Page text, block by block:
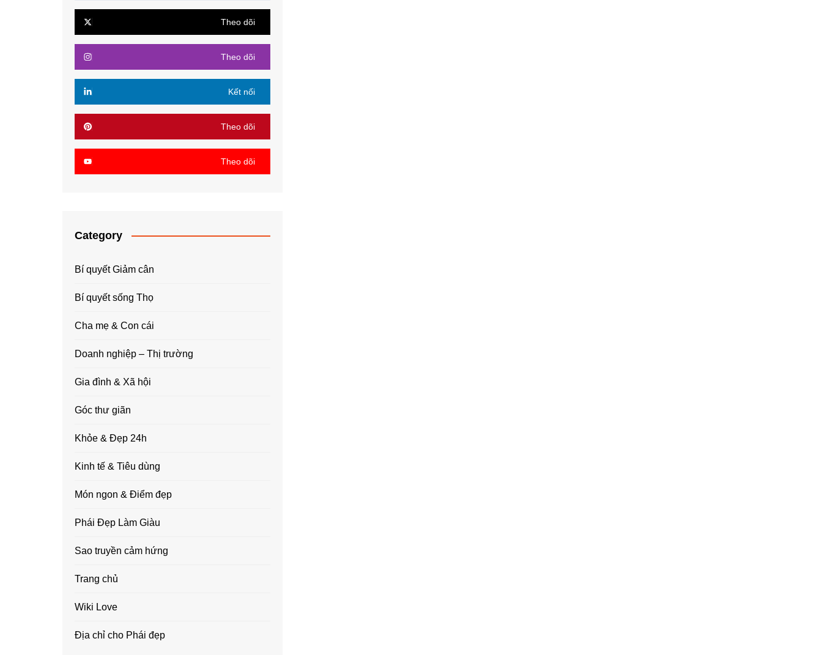
Theo dõi
Theo dõi
Kết nối
Theo dõi
Theo dõi
Category
Bí quyết Giảm cân
Bí quyết sống Thọ
Cha mẹ & Con cái
Doanh nghiệp – Thị trường
Gia đình & Xã hội
Góc thư giãn
Khỏe & Đẹp 24h
Kinh tế & Tiêu dùng
Món ngon & Điểm đẹp
Phái Đẹp Làm Giàu
Sao truyền cảm hứng
Trang chủ
Wiki Love
Địa chỉ cho Phái đẹp